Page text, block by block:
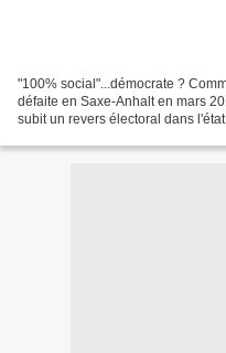
"100% social"...démocrate ?
défaite en Saxe-Anhalt en mars
subit un revers électoral dans